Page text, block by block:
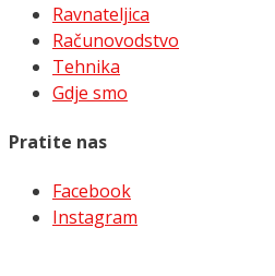
Ravnateljica
Računovodstvo
Tehnika
Gdje smo
Pratite nas
Facebook
Instagram